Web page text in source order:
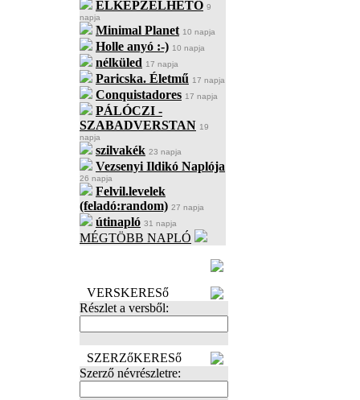
ELKÉPZELHETŐ 9
napja
Minimal Planet 10 napja
Holle anyó :-) 10 napja
nélküled 17 napja
Paricska. Életmű 17 napja
Conquistadores 17 napja
PÁLÓCZI -
SZABADVERSTAN 19
napja
szilvakék 23 napja
Vezsenyi Ildikó Naplója
26 napja
Felvil.levelek
(feladó:random) 27 napja
útinapló 31 napja
MÉGTÖBB NAPLÓ
VERSKERESő
Részlet a versből:
SZERZőKERESő
Szerző névrészletre: